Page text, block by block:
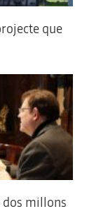
que
dos millons